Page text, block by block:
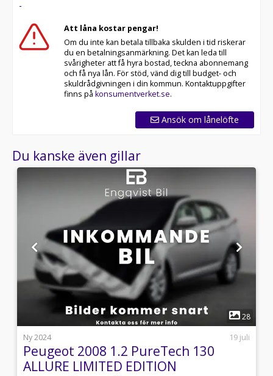
-
Att låna kostar pengar!
Om du inte kan betala tillbaka skulden i tid riskerar
du en betalningsanmärkning. Det kan leda till
svårigheter att få hyra bostad, teckna abonnemang
och få nya lån. För stöd, vänd dig till budget- och
skuldrådgivningen i din kommun. Kontaktuppgifter
finns på konsumentverket.se.
Ansök om lånelöfte
Du kanske även gillar
1
28
Ny 2024
19 juli
Peugeot 2008 1.2 PureTech 130
ALLURE LIMITED EDITION